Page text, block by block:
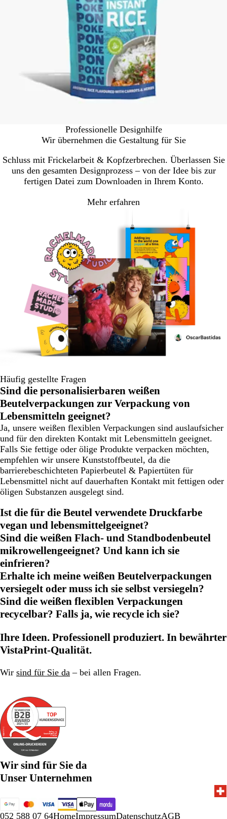
Professionelle Designhilfe
Wir übernehmen die Gestaltung für Sie
Schluss mit Frickelarbeit & Kopfzerbrechen. Überlassen Sie
uns den gesamten Designprozess – von der Idee bis zur
fertigen Datei zum Downloaden in Ihrem Konto.
Mehr erfahren
Häufig gestellte Fragen
Sind die personalisierbaren weißen
Beutelverpackungen zur Verpackung von
Lebensmitteln geeignet?
Ja, unsere weißen flexiblen Verpackungen sind auslaufsicher
und für den direkten Kontakt mit Lebensmitteln geeignet.
Falls Sie fettige oder ölige Produkte verpacken möchten,
empfehlen wir unsere Kunststoffbeutel, da die
barrierebeschichteten Papierbeutel & Papiertüten für
Lebensmittel nicht auf dauerhaften Kontakt mit fettigen oder
öligen Substanzen ausgelegt sind.
Ist die für die Beutel verwendete Druckfarbe
vegan und lebensmittelgeeignet?
Sind die weißen Flach- und Standbodenbeutel
mikrowellengeeignet? Und kann ich sie
einfrieren?
Erhalte ich meine weißen Beutelverpackungen
versiegelt oder muss ich sie selbst versiegeln?
Sind die weißen flexiblen Verpackungen
recycelbar? Falls ja, wie recycle ich sie?
Ihre Ideen. Professionell produziert. In bewährter
VistaPrint-Qualität.
Wir sind für Sie da – bei allen Fragen.
Wir sind für Sie da
Unser Unternehmen
052 588 07 64HomeImpressumDatenschutzAGB